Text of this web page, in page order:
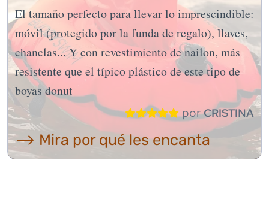
El tamaño perfecto para llevar lo imprescindible:
móvil (protegido por la funda de regalo), llaves,
chanclas... Y con revestimiento de nailon, más
resistente que el típico plástico de este tipo de
boyas donut
porCRISTINA
⟶ Mira por qué les encanta